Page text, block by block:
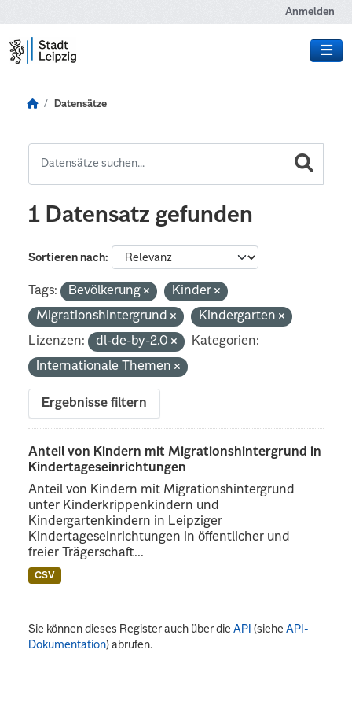
Anmelden
Datensätze
1 Datensatz gefunden
Sortieren nach
Tags: Bevölkerung
Kinder
Migrationshintergrund
Kindergarten
Lizenzen:
dl-de-by-2.0
Kategorien:
Internationale Themen
Ergebnisse filtern
Anteil von Kindern mit Migrationshintergrund in
Kindertageseinrichtungen
Anteil von Kindern mit Migrationshintergrund
unter Kinderkrippenkindern und
Kindergartenkindern in Leipziger
Kindertageseinrichtungen in öffentlicher und
freier Trägerschaft...
CSV
Sie können dieses Register auch über dieAPI (sieheAPI-
Dokumentation) abrufen.